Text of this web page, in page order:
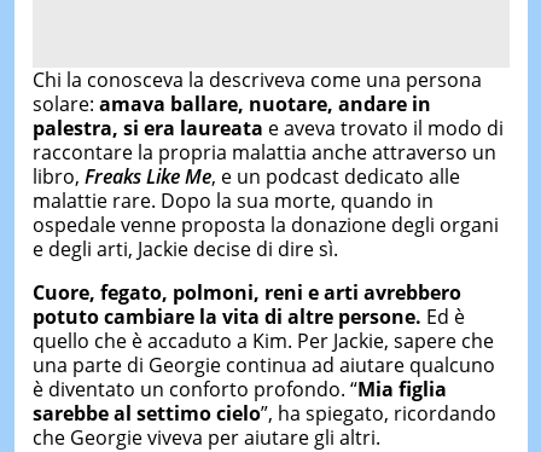
Chi la conosceva la descriveva come una persona
solare: amava ballare, nuotare, andare in
palestra, si era laureata e aveva trovato il modo di
raccontare la propria malattia anche attraverso un
libro, Freaks Like Me, e un podcast dedicato alle
malattie rare. Dopo la sua morte, quando in
ospedale venne proposta la donazione degli organi
e degli arti, Jackie decise di dire sì.
Cuore, fegato, polmoni, reni e arti avrebbero
potutocambiare la vita di altre persone. Ed è
quello che è accaduto a Kim. Per Jackie, sapere che
una parte di Georgie continua ad aiutare qualcuno
è diventato un conforto profondo. “Mia figlia
sarebbe al settimo cielo”, ha spiegato, ricordando
che Georgie viveva per aiutare gli altri.